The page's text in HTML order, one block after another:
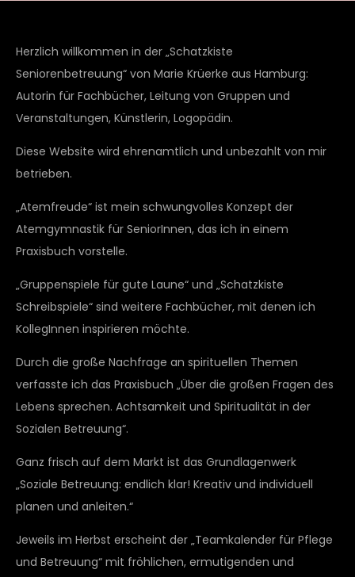
Herzlich willkommen in der „Schatzkiste
Seniorenbetreuung“ von Marie Krüerke aus Hamburg:
Autorin für Fachbücher, Leitung von Gruppen und
Veranstaltungen, Künstlerin, Logopädin.
Diese Website wird ehrenamtlich und unbezahlt von mir
betrieben.
„Atemfreude“ ist mein schwungvolles Konzept der
Atemgymnastik für SeniorInnen, das ich in einem
Praxisbuch vorstelle.
„Gruppenspiele für gute Laune“ und „Schatzkiste
Schreibspiele“ sind weitere Fachbücher, mit denen ich
KollegInnen inspirieren möchte.
Durch die große Nachfrage an spirituellen Themen
verfasste ich das Praxisbuch „Über die großen Fragen des
Lebens sprechen. Achtsamkeit und Spiritualität in der
Sozialen Betreuung“.
Ganz frisch auf dem Markt ist das Grundlagenwerk
„Soziale Betreuung: endlich klar! Kreativ und individuell
planen und anleiten.“
Jeweils im Herbst erscheint der „Teamkalender für Pflege
und Betreuung“ mit fröhlichen, ermutigenden und